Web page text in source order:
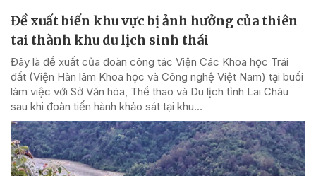
Đề xuất biến khu vực bị ảnh hưởng của thiên
tai thành khu du lịch sinh thái
Đây là đề xuất của đoàn công tác Viện Các Khoa học Trái
đất (Viện Hàn lâm Khoa học và Công nghệ Việt Nam) tại buổi
làm việc với Sở Văn hóa, Thể thao và Du lịch tỉnh Lai Châu
sau khi đoàn tiến hành khảo sát tại khu...